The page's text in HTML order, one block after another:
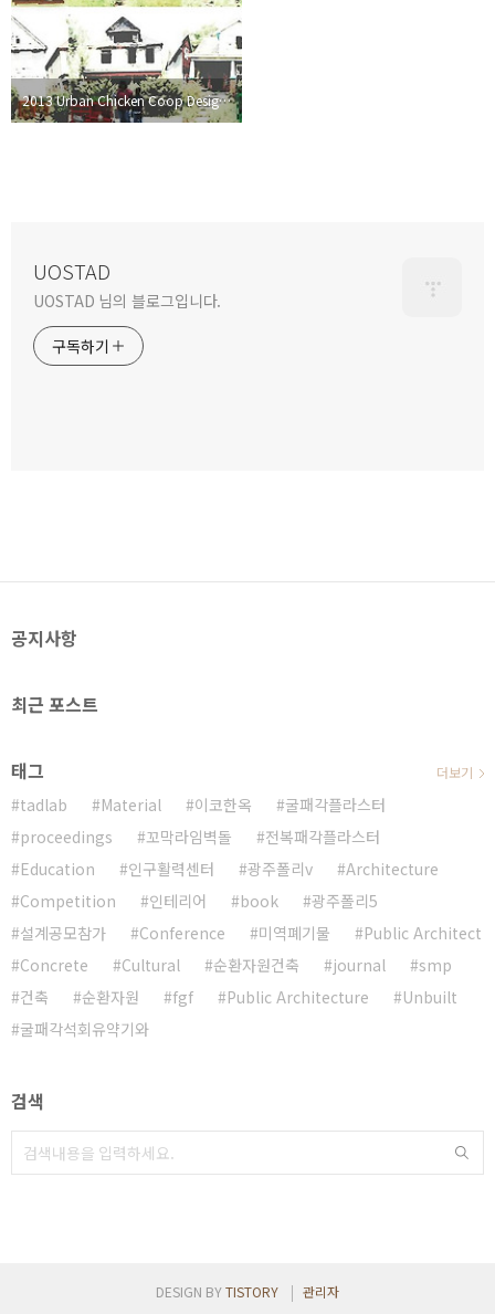
2013 Urban Chicken Coop Design Competition: green HENHAUS
UOSTAD
UOSTAD 님의 블로그입니다.
구독하기
공지사항
최근 포스트
태그
tadlab Material 이코한옥
굴패각플라스터
proceedings
꼬막라임벽돌
전복패각플라스터
Education
인구활력센터 광주폴리v
Architecture
Competition
인테리어 book
광주폴리5
설계공모참가
Conference 미역폐기물
Public Architect
Concrete
Cultural 순환자원건축 journal
smp
건축
순환자원 fgf Public Architecture
Unbuilt
굴패각석회유약기와
더보기
검색
DESIGN BYTISTORY 관리자